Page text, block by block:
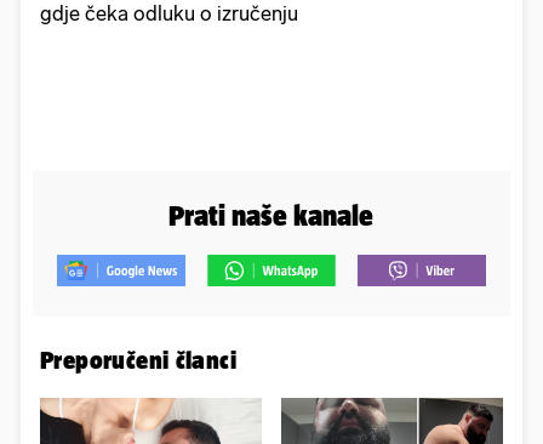
gdje čeka odluku o izručenju
Prati naše kanale
Preporučeni članci